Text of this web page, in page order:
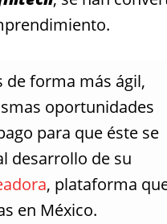
forma más ágil,
oportunidades
para que éste se
desarrollo de su
, plataforma
en México.